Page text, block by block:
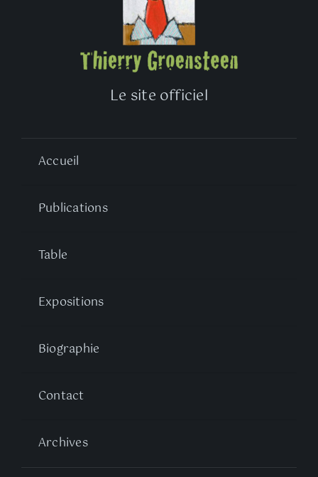
Le site officiel
Accueil
Publications
Table
Expositions
Biographie
Contact
Archives